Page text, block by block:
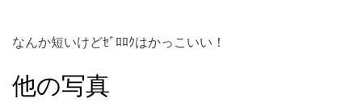
なんか短いけどｾﾞﾛﾛｸはかっこいい！
他の写真